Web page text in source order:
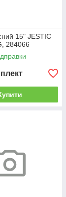
15" JESTIC
284066